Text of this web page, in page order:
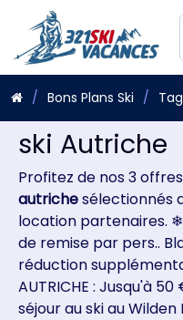
Bons Plans Ski
ski Autriche
Profitez de nos 3
autrichesélectionnés
location partenaires.
de remise par pers..
réduction
AUTRICHE : Jusqu'à
séjour au ski au Wilden